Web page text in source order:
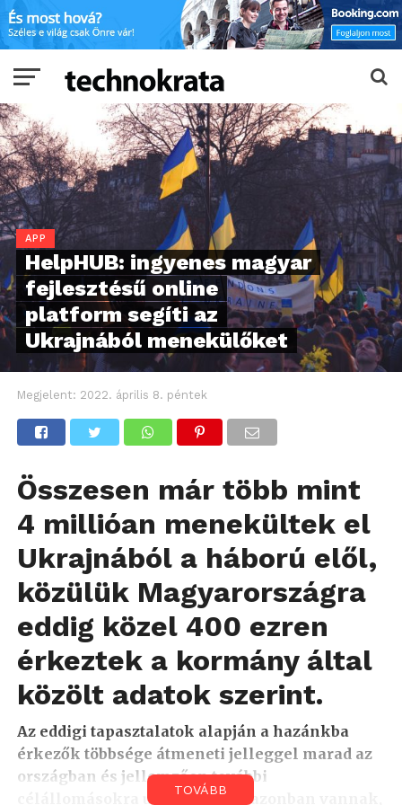
APP
HelpHUB: ingyenes magyar
fejlesztésű online
platform segíti az
Ukrajnából menekülőket
Megjelent: 2022. április 8. péntek
Összesen már több mint
4 millióan menekültek el
Ukrajnából a háború elől,
közülük Magyarországra
eddig közel 400 ezren
érkeztek a kormány által
közölt adatok szerint.
Az eddigi tapasztalatok alapján a hazánkba
érkezők többsége átmeneti jelleggel marad az
országban és jellemzően további
célállomásokra utazik tovább, azonban vannak,
TOVÁBB